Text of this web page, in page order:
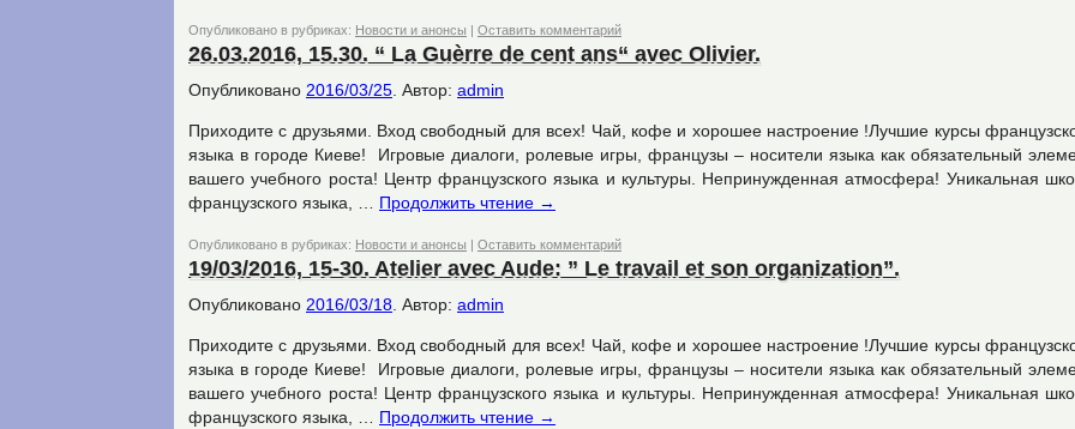
Опубликовано в рубриках: Новости и анонсы | Оставить комментарий
26.03.2016, 15.30. “ La Guèrre de cent ans“ avec Olivier.
Опубликовано 2016/03/25 Автор: admin
Приходите с друзьями. Вход свободный для всех! Чай, кофе и хорошее настроение !Лучшие курсы
языка в городе Киеве! Игровые диалоги, ролевые игры, французы – носители языка как обязательный
вашего учебного роста! Центр французского языка и культуры. Непринужденная атмосфера! Уникальная
французского языка, … Продолжить чтение →
Опубликовано в рубриках: Новости и анонсы | Оставить комментарий
19/03/2016, 15-30. Atelier avec Aude: ” Le travail et son organization”.
Опубликовано 2016/03/18 Автор: admin
Приходите с друзьями. Вход свободный для всех! Чай, кофе и хорошее настроение !Лучшие курсы
языка в городе Киеве! Игровые диалоги, ролевые игры, французы – носители языка как обязательный
вашего учебного роста! Центр французского языка и культуры. Непринужденная атмосфера! Уникальная
французского языка, … Продолжить чтение →